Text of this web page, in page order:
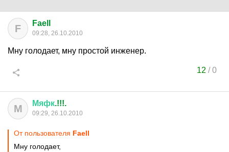
F Faell
09:28, 26.10.2010
Мну голодает, мну простой инженер.
12 /0
М Мяфк.!!!.
09:29, 26.10.2010
От пользователя Faell
Мну голодает,